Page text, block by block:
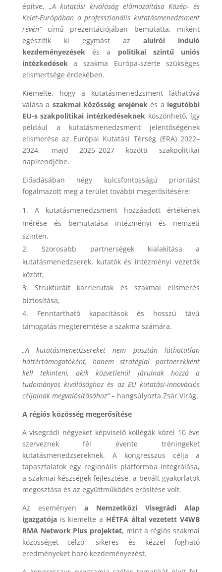
építve, „A kutatási kiválóság előmozdítása Közép- és
Kelet-Európában a professzionális kutatásmenedzsment
révén”című prezentációjában bemutatta, miként
egészítik ki egymást azalulról induló
kezdeményezésekés a politikai szintű uniós
intézkedéseka szakma Európa-szerte szükséges
elismertsége érdekében.
Kiemelte, hogy a kutatásmenedzsment láthatóvá
válása a szakmai közösség erejénekés a legutóbbi
EU-s szakpolitikai intézkedéseknek köszönhető, így
például a kutatásmenedzsment jelentőségének
elismerése az Európai Kutatási Térség (ERA) 2022–
2024, majd 2025–2027 közötti szakpolitikai
napirendjébe.
Előadásában négy kulcsfontosságú prioritást
fogalmazott meg a terület további megerősítésére:
A kutatásmenedzsment hozzáadott értékének
mérése és bemutatása intézményi és nemzeti
szinten,
Szorosabb partnerségek kialakítása a
kutatásmenedzserek, kutatók és intézményi vezetők
között,
Strukturált karrierutak és szakmai elismerés
biztosítása,
Fenntartható kapacitások és hosszú távú
támogatás megteremtése a szakma számára.
„A kutatásmenedzsereket nem pusztán láthatatlan
háttértámogatóként, hanem stratégiai partnerekként
kell tekinteni, akik közvetlenül járulnak hozzá a
tudományos kiválósághoz és az EU kutatási-innovációs
céljainak megvalósításához”– hangsúlyozta Zsár Virág.
A régiós közösség megerősítése
A visegrádi négyeket képviselő kollégák közel 10 éve
szerveznek fél évente tréningeket
kutatásmenedzsereknek. A kongresszus célja a
tapasztalatok egy regionális platformba integrálása,
a szakmai készségek fejlesztése, a bevált gyakorlatok
megosztása és az együttműködés erősítése volt.
Az eseményen a Nemzetközi Visegrádi Alap
igazgatójais kiemelte a HÉTFA által vezetett V4WB
RMA Network Plus projektet, mint a régiós szakmai
közösséget célzó, sikeres és kézzel fogható
eredményeket hozó kezdeményezést.